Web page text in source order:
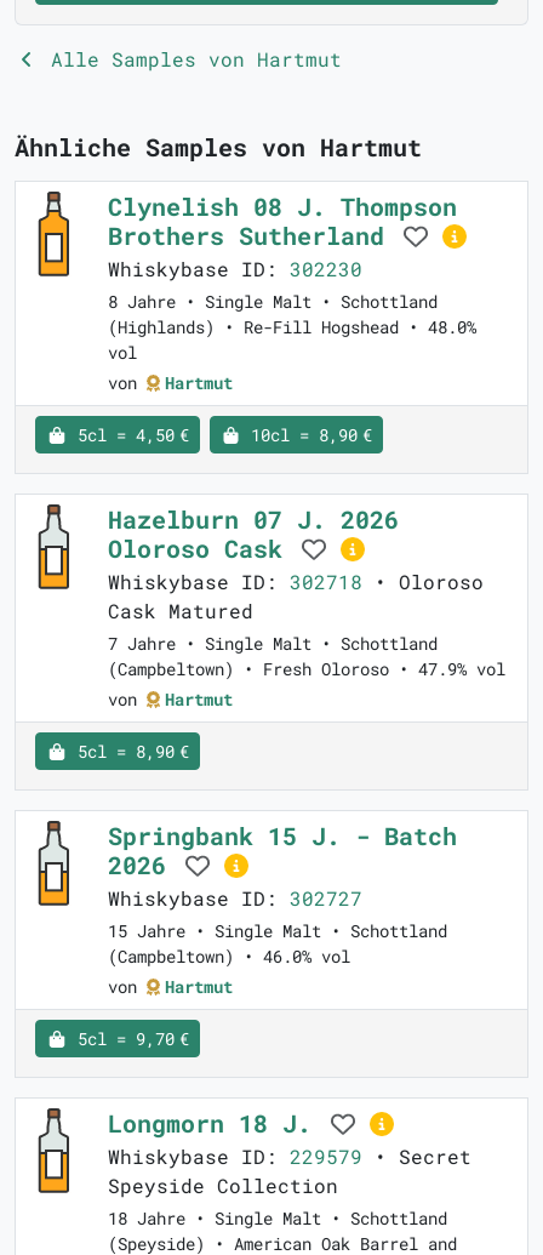
Alle Samples von Hartmut
Ähnliche Samples von Hartmut
Clynelish 08 J. Thompson
Brothers Sutherland
Whiskybase ID: 302230
8 Jahre • Single Malt • Schottland
(Highlands) • Re-Fill Hogshead • 48.0%
vol
von
Hartmut
5cl = 4,50 € 10cl = 8,90 €
Hazelburn 07 J. 2026
Oloroso Cask
Whiskybase ID: 302718 • Oloroso
Cask Matured
7 Jahre • Single Malt • Schottland
(Campbeltown) • Fresh Oloroso • 47.9% vol
von
Hartmut
5cl = 8,90 €
Springbank 15 J. - Batch
2026
Whiskybase ID: 302727
15 Jahre • Single Malt • Schottland
(Campbeltown) • 46.0% vol
von
Hartmut
5cl = 9,70 €
Longmorn 18 J.
Whiskybase ID: 229579 • Secret
Speyside Collection
18 Jahre • Single Malt • Schottland
(Speyside) • American Oak Barrel and